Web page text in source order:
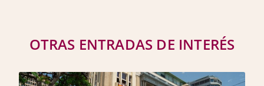
OTRAS ENTRADAS DE INTERÉS